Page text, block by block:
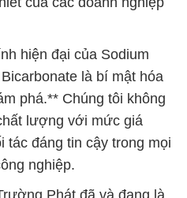
hiện đại của Sodium
là bí mật hóa
phá.** Chúng tôi không
lượng với mức giá
tác đáng tin cậy trong mọi
nghiệp.
Phát đã và đang là